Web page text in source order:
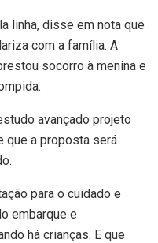
linha, disse em nota que
com a família. A
socorro à menina e
avançado projeto
que a proposta será
para o cuidado e
embarque e
há crianças. E que